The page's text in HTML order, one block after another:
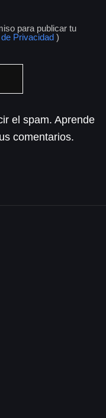
para publicar tu
Privacidad )
el spam. Aprende
comentarios.